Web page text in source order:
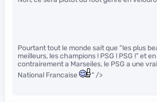
Pourtant tout le monde sait que “les plus
meilleurs, les champions ! PSG ! PSG !” et
contrairement a Marseiles, le PSG a une
National Francaise
" />